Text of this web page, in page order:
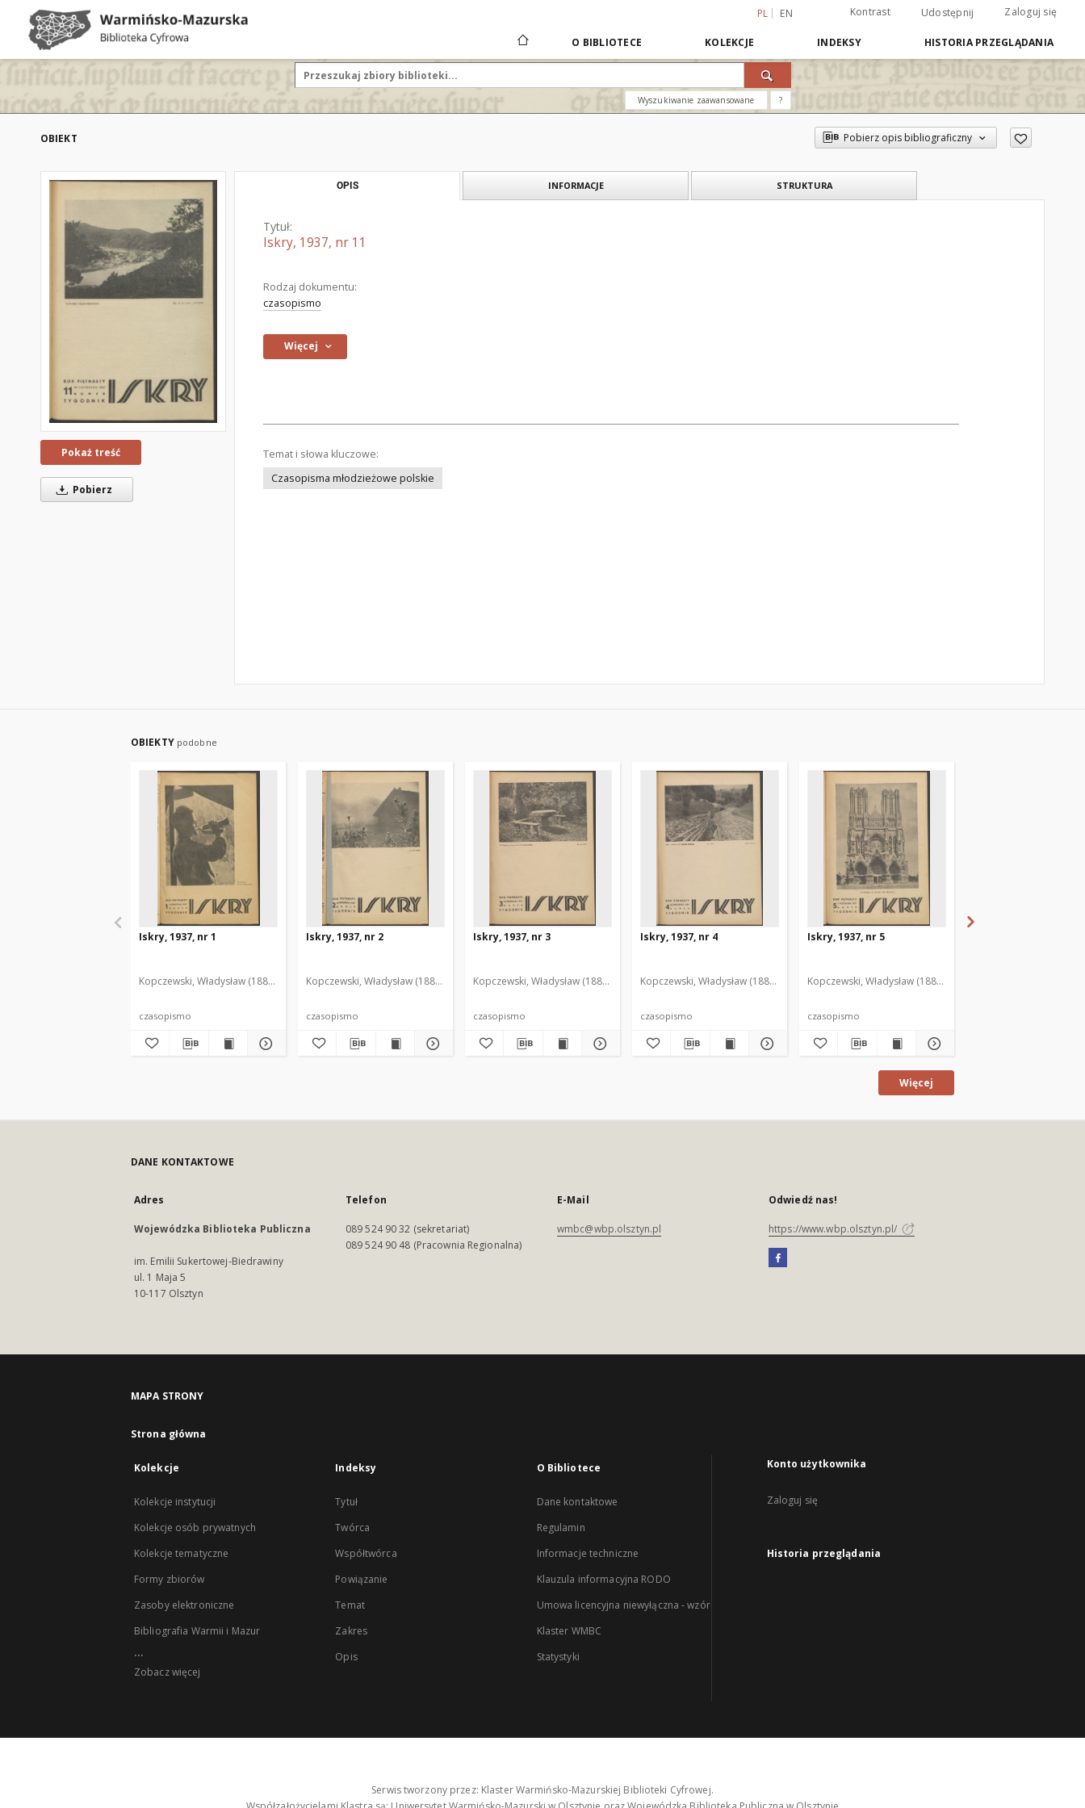
PL EN Kontrast Udostępnij Zaloguj się
O BIBLIOTECE KOLEKCJE INDEKSY HISTORIA PRZEGLĄDANIA
Wyszukiwanie zaawansowane ?
OBIEKT Pobierz opis bibliograficzny
Pokaż treść
Pobierz
OPIS INFORMACJE STRUKTURA
Tytuł:
Iskry, 1937, nr 11
Rodzaj dokumentu:
czasopismo
Więcej
Temat i słowa kluczowe:
Czasopisma młodzieżowe polskie
OBIEKTY podobne
Iskry, 1937, nr 1
Kopczewski, Władysław (1888-1969). Red. i Wyd.
czasopismo
Iskry, 1937, nr 2
Kopczewski, Władysław (1888-1969). Red. i Wyd.
czasopismo
Iskry, 1937, nr 3
Kopczewski, Władysław (1888-1969). Red. i Wyd.
czasopismo
Iskry, 1937, nr 4
Kopczewski, Władysław (1888-1969). Red. i Wyd.
czasopismo
Iskry, 1937, nr 5
Kopczewski, Władysław (1888-1969). Red. i Wyd.
czasopismo
Więcej
DANE KONTAKTOWE
Adres
Wojewódzka Biblioteka Publiczna
im. Emilii Sukertowej-Biedrawiny
ul. 1 Maja 5
10-117 Olsztyn
Telefon
089 524 90 32 (sekretariat)
089 524 90 48 (Pracownia Regionalna)
E-Mail
wmbc@wbp.olsztyn.pl
Odwiedź nas!
https://www.wbp.olsztyn.pl/
MAPA STRONY
Strona główna
Kolekcje
Kolekcje instytucji
Kolekcje osób prywatnych
Kolekcje tematyczne
Formy zbiorów
Zasoby elektroniczne
Bibliografia Warmii i Mazur
...
Zobacz więcej
Indeksy
Tytuł
Twórca
Współtwórca
Powiązanie
Temat
Zakres
Opis
O Bibliotece
Dane kontaktowe
Regulamin
Informacje techniczne
Klauzula informacyjna RODO
Umowa licencyjna niewyłączna - wzór
Klaster WMBC
Statystyki
Konto użytkownika
Zaloguj się
Historia przeglądania
Serwis tworzony przez: Klaster Warmińsko-Mazurskiej Biblioteki Cyfrowej.